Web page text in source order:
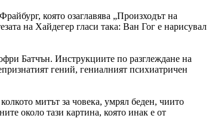
която озаглавява „Произходът на
на Хайдегер гласи така: Ван Гог е нарисувал
Батчън. Инструкциите по разглеждане на
гений, гениалният психиатричен
митът за човека, умрял беден, чиито
около тази картина, която инак е от